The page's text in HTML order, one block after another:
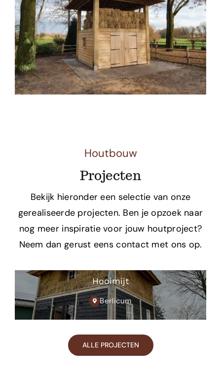
Houtbouw
Projecten
Bekijk hieronder een selectie van onze
gerealiseerde projecten. Ben je opzoek naar
nog meer inspiratie voor jouw houtproject?
Neem dan gerust eens contact met ons op.
Hooimijt
Berlicum
ALLE PROJECTEN